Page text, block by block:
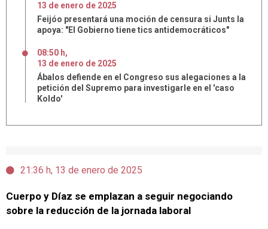
21:36 h, 13 de enero de 2025
Cuerpo y Díaz se emplazan a seguir negociando
sobre la reducción de la jornada laboral
13 de enero de 2025
Feijóo presentará una moción de censura si Junts la
apoya: "El Gobierno tiene tics antidemocráticos"
08:50 h,
13 de enero de 2025
Ábalos defiende en el Congreso sus alegaciones a la
petición del Supremo para investigarle en el 'caso
Koldo'